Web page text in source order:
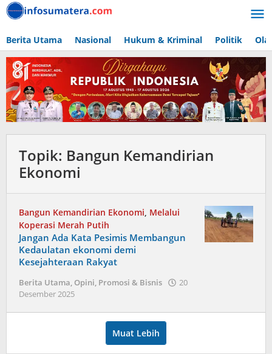
Lewati
ke
Berita Utama Nasional Hukum & Kriminal Politik
Topik: Bangun Kemandirian
Ekonomi
Bangun Kemandirian Ekonomi, Melalui
Koperasi Merah Putih
Jangan Ada Kata Pesimis Membangun
Kedaulatan ekonomi demi
Kesejahteraan Rakyat
Berita Utama, Opini, Promosi & Bisnis
20
Desember 2025
Muat Lebih